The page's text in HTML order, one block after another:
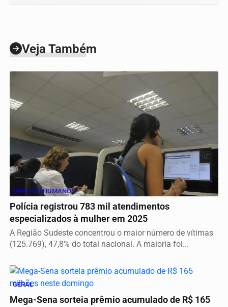
Veja Também
DIREITOS HUMANOS
Polícia registrou 783 mil atendimentos
especializados à mulher em 2025
A Região Sudeste concentrou o maior número de vítimas
(125.769), 47,8% do total nacional. A maioria foi...
GERAL
Mega-Sena sorteia prêmio acumulado de R$ 165